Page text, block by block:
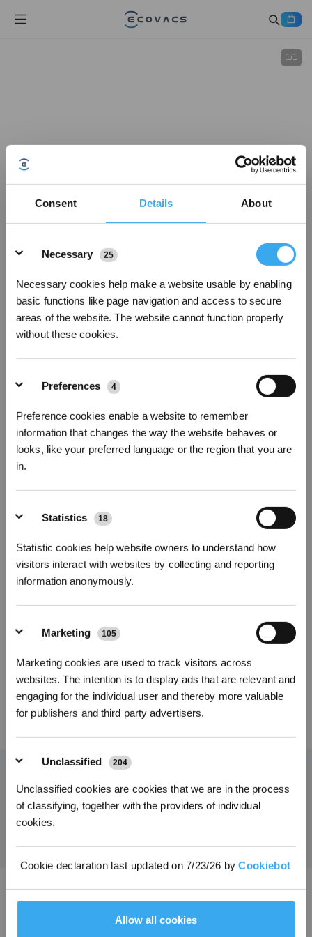
Consent Details About
Necessary
25
Necessary cookies help make a website usable by enabling
basic functions like page navigation and access to secure
areas of the website. The website cannot function properly
without these cookies.
Preferences 4
Preference cookies enable a website to remember
information that changes the way the website behaves or
looks, like your preferred language or the region that you are
in.
Statistics 18
Statistic cookies help website owners to understand how
visitors interact with websites by collecting and reporting
information anonymously.
Marketing 105
Marketing cookies are used to track visitors across
websites. The intention is to display ads that are relevant and
engaging for the individual user and thereby more valuable
for publishers and third party advertisers.
Unclassified 204
Unclassified cookies are cookies that we are in the process
of classifying, together with the providers of individual
cookies.
Cookie declaration last updated on 7/23/26 byCookiebot
Allow all cookies
1/1
Fotos
X2/T20/X1 OMNI
Für DEEBOT X2 OMNI/X1 OMNI/T20 OMNI/T20e OMNI/X1 TURBO/X1e
OMNI/T10 TURBO
Wichtige Produktmerkmale
Kompatibel mit
kann es effektiv zu entfernen hartnäckige Flecken, decken die Kanten und
Ecken.
Empfohlene Austauschhäufigkeit: Alle 1-2 Monate
Material: Chenille
Eine Packung enthält:
Modellvariante wählen
Reinigungstücher x
X2/T20/X1 OMNI
29,00€
Holen Sie sich die neuesten Nachrichten von ECOVACS
ECOVACS App herunterladen
* Registrieren und Belohnungen sichern
*Neu registrierte Benutzer können 3000 Punkte verwenden, um einen Rabatt von 30
€ auf ihre erste Bestellung zu erhalten, wenn die Zahlung 1000 € überschreitet.